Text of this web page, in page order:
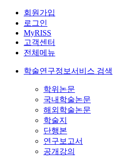
회원가입
로그인
MyRISS
고객센터
전체메뉴
학술연구정보서비스 검색
학위논문
국내학술논문
해외학술논문
학술지
단행본
연구보고서
공개강의